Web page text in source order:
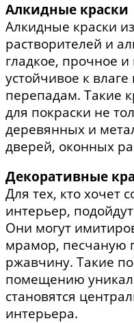
Алкидные краски
Алкидные краски
растворителей и
гладкое, прочное
устойчивое к
перепадам. Такие
для покраски не
деревянных и
дверей, оконных
Декоративные
Для тех, кто хочет
интерьер,
Они могут
мрамор, песчаную
ржавчину. Такие
помещению
становятся
интерьера.